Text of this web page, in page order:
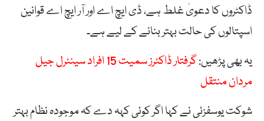
ڈاکٹروں کا دعویٰ غلط ہے، ڈی ایچ اے اور آر ایچ اے قوانین
اسپتالوں کی حالت بہتر بنانے کے لیے ہے۔
یہ بھی پڑھیں:
گرفتار ڈاکٹرز سمیت 15 افراد سینٹرل جیل
مردان منتقل
شوکت یوسفزئی نے کہا اگر کوئی کہہ دے کہ موجودہ نظام بہتر